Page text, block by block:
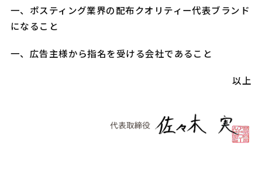
一、ポスティング業界の配布クオリティー代表ブランド
になること
一、広告主様から指名を受ける会社であること
以上